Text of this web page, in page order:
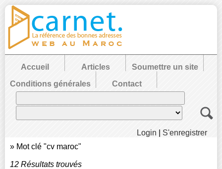
Accueil Articles
Soumettre un site
Conditions générales
Contact
Login
S'enregistrer
» Mot clé "cv maroc"
12 Résultats trouvés